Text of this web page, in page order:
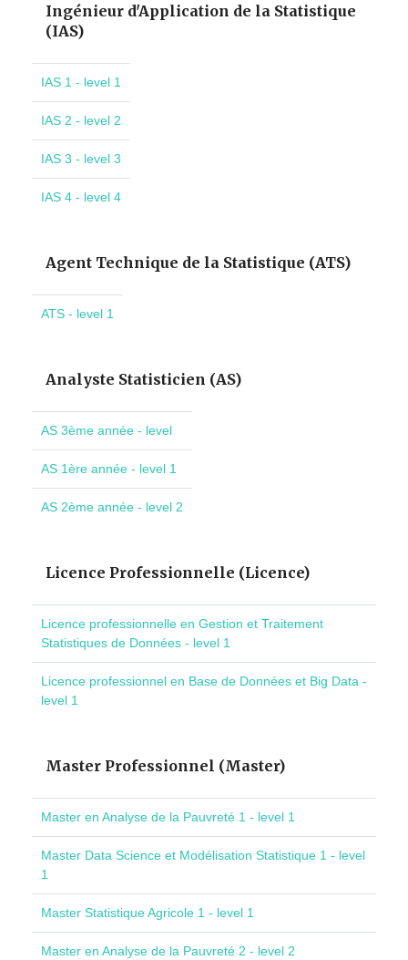
Ingénieur d'Application de la Statistique
(IAS)
IAS 1 - level 1
IAS 2 - level 2
IAS 3 - level 3
IAS 4 - level 4
Agent Technique de la Statistique (ATS)
ATS - level 1
Analyste Statisticien (AS)
AS 3ème année - level
AS 1ère année - level 1
AS 2ème année - level 2
Licence Professionnelle (Licence)
Licence professionnelle en Gestion et Traitement
Statistiques de Données - level 1
Licence professionnel en Base de Données et Big Data -
level 1
Master Professionnel (Master)
Master en Analyse de la Pauvreté 1 - level 1
Master Data Science et Modélisation Statistique 1 - level
1
Master Statistique Agricole 1 - level 1
Master en Analyse de la Pauvreté 2 - level 2